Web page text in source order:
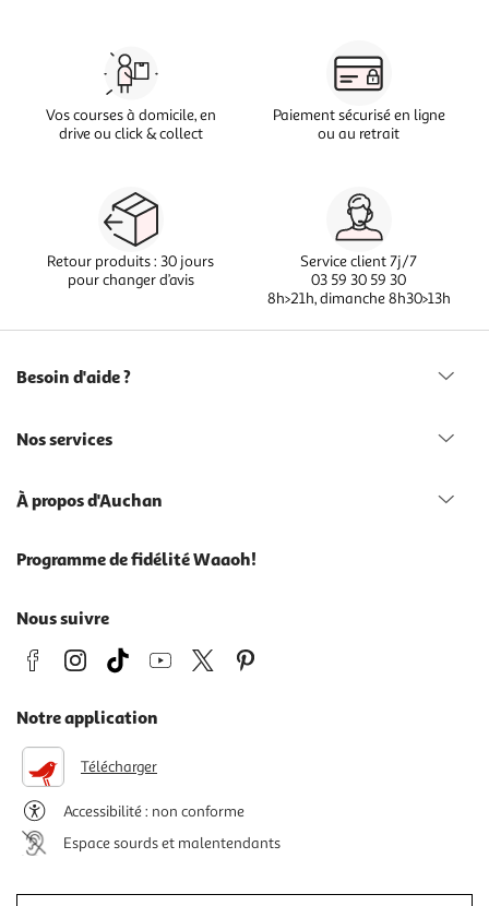
Vos courses à domicile, en
drive ou click & collect
Paiement sécurisé en ligne
ou au retrait
Retour produits : 30 jours
pour changer d’avis
Service client 7j/7
03 59 30 59 30
8h>21h, dimanche 8h30>13h
Besoin d'aide ?
Nos services
À propos d'Auchan
Programme de fidélité Waaoh!
Nous suivre
Notre application
Télécharger
Accessibilité : non conforme
Espace sourds et malentendants